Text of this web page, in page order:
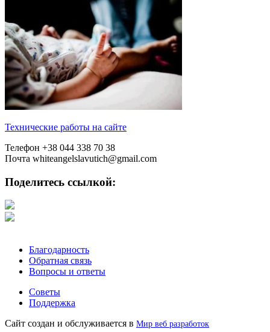
Технические работы на сайте
Телефон +38 044 338 70 38
Почта whiteangelslavutich@gmail.com
Поделитесь ссылкой:
Благодарность
Обратная связь
Вопросы и ответы
Советы
Поддержка
Сайт создан и обслуживается в Мир веб разработок